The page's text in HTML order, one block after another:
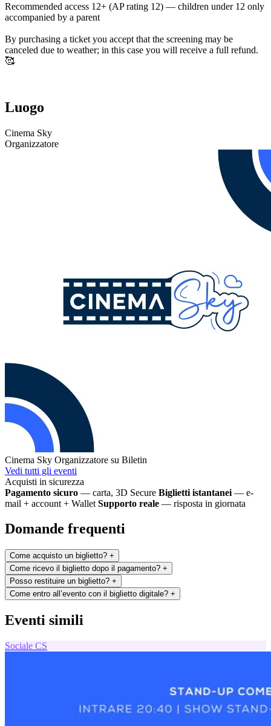
Recommended access 12+ (AP rating 12) — children under 12 only
accompanied by a parent
By purchasing a ticket you accept that the screening may be
canceled due to weather; in this case you will receive a full refund.
🥰
Luogo
Cinema Sky
Organizzatore
Cinema Sky Organizzatore su Biletin
Vedi tutti gli eventi
Acquisti in sicurezza
Pagamento sicuro — carta, 3D Secure Biglietti istantanei — e-
mail + account + Wallet Supporto reale — risposta in giornata
Domande frequenti
Come acquisto un biglietto? +
Come ricevo il biglietto dopo il pagamento? +
Posso restituire un biglietto? +
Come entro all’evento con il biglietto digitale? +
Eventi simili
Sociale CS